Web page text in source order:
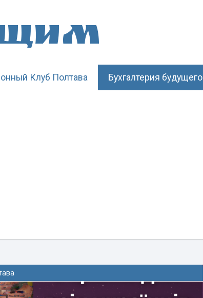
Клуб Полтава Бухгалтерия будущего